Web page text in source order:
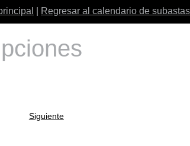
Regresar al calendario de subastas
Siguiente